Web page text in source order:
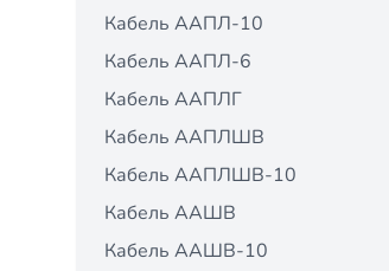
Кабель ААПЛ-10
Кабель ААПЛ-6
Кабель ААПЛГ
Кабель ААПЛШВ
Кабель ААПЛШВ-10
Кабель ААШВ
Кабель ААШВ-10